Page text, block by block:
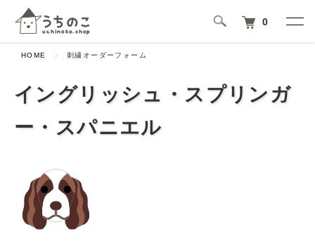
0
HOME 刺繍オーダーフォーム
イングリッシュ・スプリンガ
ー・スパニエル